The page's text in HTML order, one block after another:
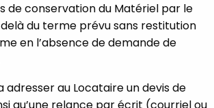
de conservation du Matériel par le
du terme prévu sans restitution
en l’absence de demande de
adresser au Locataire un devis de